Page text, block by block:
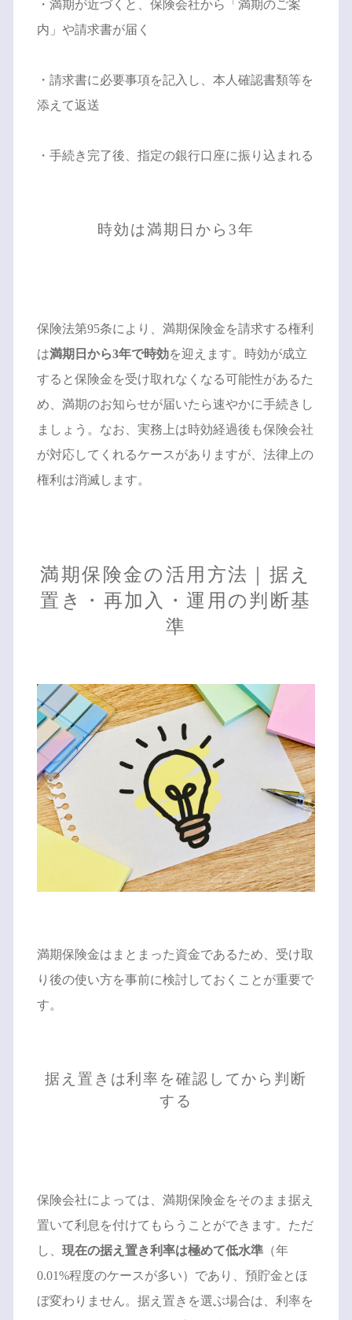
・満期が近づくと、保険会社から「満期のご案
内」や請求書が届く
・請求書に必要事項を記入し、本人確認書類等を
添えて返送
・手続き完了後、指定の銀行口座に振り込まれる
時効は満期日から3年
保険法第95条により、満期保険金を請求する権利
は満期日から3年で時効を迎えます。時効が成立
すると保険金を受け取れなくなる可能性があるた
め、満期のお知らせが届いたら速やかに手続きし
ましょう。なお、実務上は時効経過後も保険会社
が対応してくれるケースがありますが、法律上の
権利は消滅します。
満期保険金の活用方法｜据え
置き・再加入・運用の判断基
準
満期保険金はまとまった資金であるため、受け取
り後の使い方を事前に検討しておくことが重要で
す。
据え置きは利率を確認してから判断
する
保険会社によっては、満期保険金をそのまま据え
置いて利息を付けてもらうことができます。ただ
し、 現在の据え置き利率は極めて低水準（年
0.01%程度のケースが多い）であり、預貯金とほ
ぼ変わりません。据え置きを選ぶ場合は、利率を